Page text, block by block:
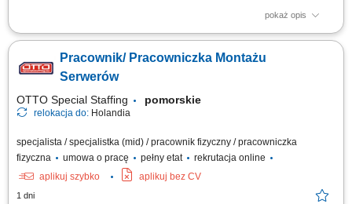
pokaż opis
Zakres obowiązków montaż bram przemysłowych, montaż systemów
praca zgodnie z dokumentacją techniczną, dbanie o jakość wykonania i
porządek na miejscu pracy.
Pracownik/ Pracowniczka Montażu
Serwerów
OTTO Special Staffing pomorskie
relokacja do: Holandia
specjalista / specjalistka (mid) / pracownik fizyczny / pracowniczka
fizyczna
umowa o pracę pełny etat
rekrutacja online
aplikuj szybko
aplikuj bez CV
1 dni